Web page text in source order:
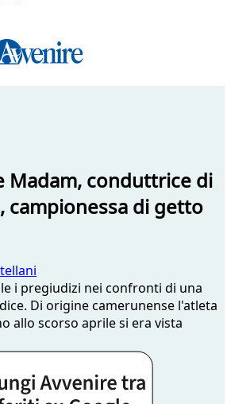
Madam, conduttrice di
campionessa di getto
i pregiudizi nei confronti di una
Di origine camerunense l'atleta
allo scorso aprile si era vista